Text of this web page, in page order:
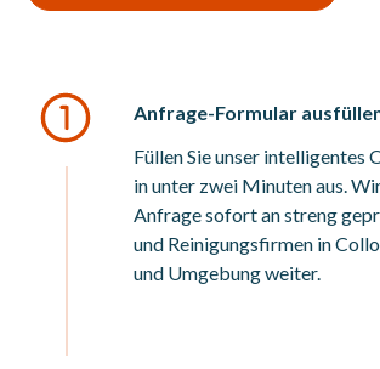
Anfrage-Formular
Füllen Sie unser intelligentes
in unter zwei Minuten aus.
Anfrage sofort an streng
und Reinigungsfirmen in
und Umgebung weiter.